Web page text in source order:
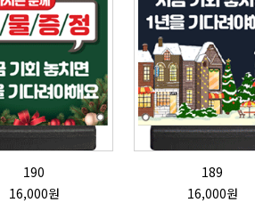
190
16,000원
189
16,000원